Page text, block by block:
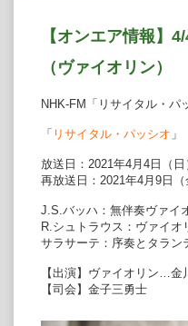
【オンエア情報】
（ヴァイオリン）
NHK-FM「リサイタル・パ
「 リサイタル・パッシオ 」
放送日：2021年4月4日（
再放送日：2021年4月9日
J.S.バッハ：無伴奏ヴァイ
R.シュトラウス：ヴァイ
サラサーテ：序奏とタラン
【出演】ヴァイオリン…
【司会】金子三勇士